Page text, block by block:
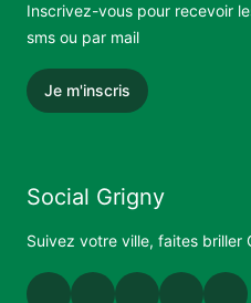
Inscrivez-vous pour recevoir
sms ou par mail
Je m'inscris
Social Grigny
Suivez votre ville, faites briller